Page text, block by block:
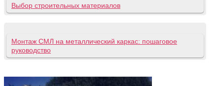
Выбор строительных материалов
Монтаж СМЛ на металлический каркас: пошаговое
руководство